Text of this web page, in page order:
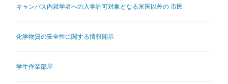
キャンパス内就学者への入学許可対象となる米国以外の 市民
化学物質の安全性に関する情報開示
学生作業部屋